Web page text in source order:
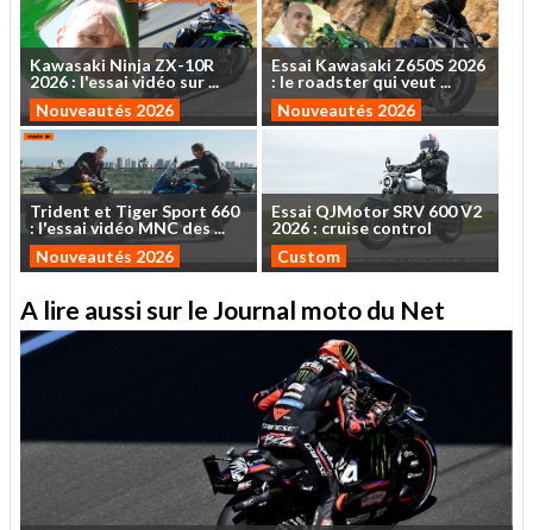
Kawasaki NinjaZX-10R
2026: l'essaividéo sur...
Nouveautés 2026
Essai Kawasaki Z650S 2026
: le roadsterquiveut ...
Nouveautés 2026
Trident et TigerSport 660
: l'essaividéo MNCdes...
Nouveautés 2026
EssaiQJMotorSRV 600V2
2026 : cruise control
Custom
A lire aussi sur le Journal moto du Net